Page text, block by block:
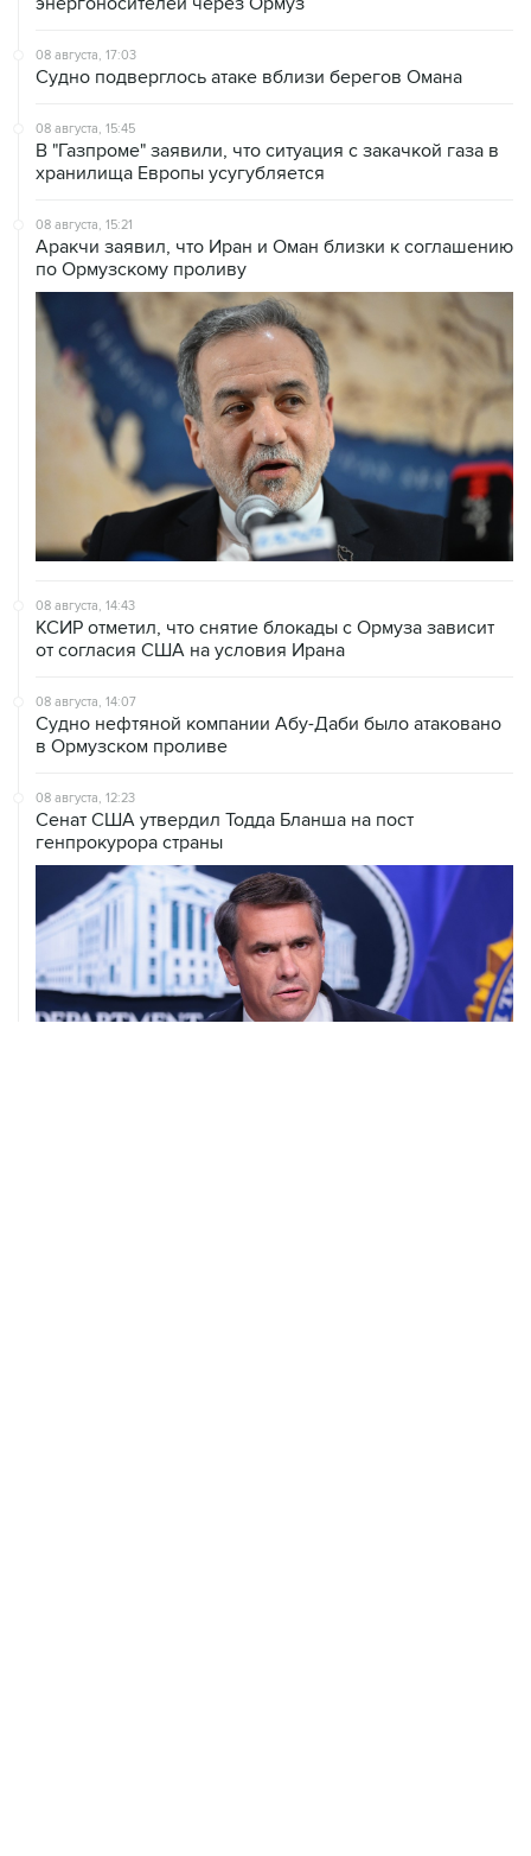
08 августа, 17:03
Судно подверглось атаке вблизи берегов Омана
08 августа, 15:45
В "Газпроме" заявили, что ситуация с закачкой газа в
хранилища Европы усугубляется
08 августа, 15:21
Аракчи заявил, что Иран и Оман близки к соглашению
по Ормузскому проливу
08 августа, 14:43
КСИР отметил, что снятие блокады с Ормуза зависит
от согласия США на условия Ирана
08 августа, 14:07
Судно нефтяной компании Абу-Даби было атаковано
в Ормузском проливе
08 августа, 12:23
Сенат США утвердил Тодда Бланша на пост
генпрокурора страны